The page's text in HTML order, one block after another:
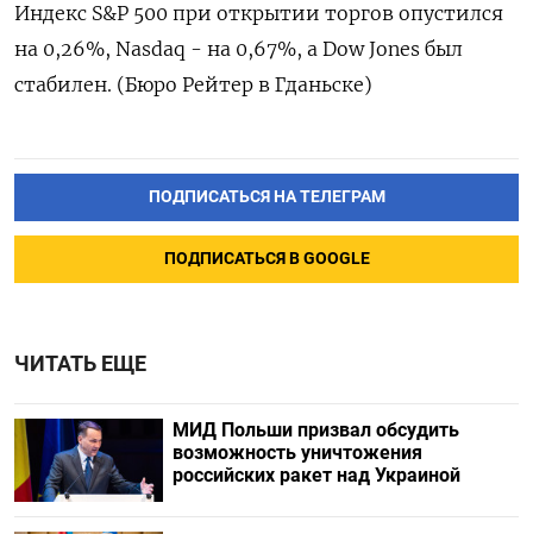
Индекс S&P 500 при открытии торгов опустился
на 0,26%, Nasdaq - на 0,67%, а Dow Jones был
стабилен. (Бюро Рейтер в Гданьске)
ПОДПИСАТЬСЯ НА ТЕЛЕГРАМ
ПОДПИСАТЬСЯ В GOOGLE
ЧИТАТЬ ЕЩЕ
МИД Польши призвал обсудить
возможность уничтожения
российских ракет над Украиной